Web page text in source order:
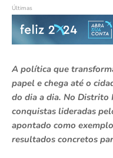
Últimas
A política que
papel e chega até o
do dia a dia. No Distrito
conquistas lideradas
apontado como
resultados concretos